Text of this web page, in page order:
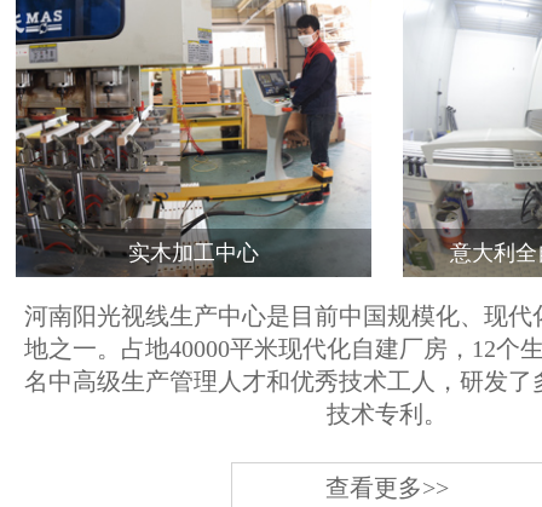
实木加工中心 意大利
河南阳光视线生产中心是目前中国规模化、现代
地之一。占地40000平米现代化自建厂房，12个
名中高级生产管理人才和优秀技术工人，研发了
技术专利。
查看更多>>